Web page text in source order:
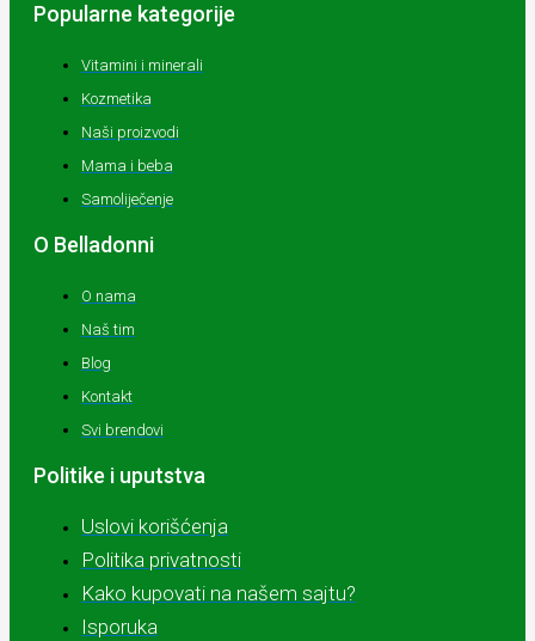
Popularne kategorije
Vitamini i minerali
Kozmetika
Naši proizvodi
Mama i beba
Samoliječenje
O Belladonni
O nama
Naš tim
Blog
Kontakt
Svi brendovi
Politike i uputstva
Uslovi korišćenja
Politika privatnosti
Kako kupovati na našem sajtu?
Isporuka